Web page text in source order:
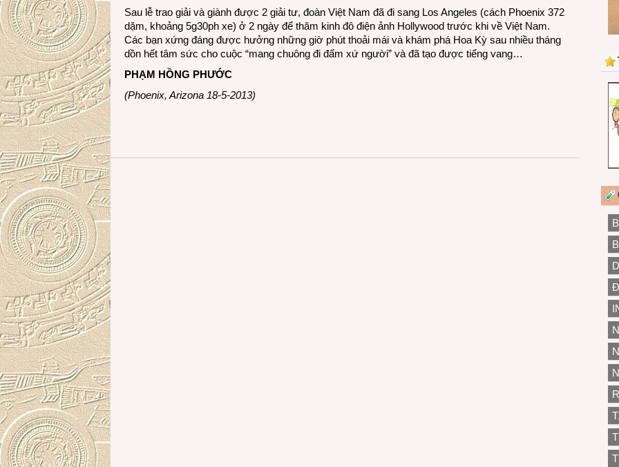
Sau lễ trao giải và giành được 2 giải tư, đoàn Việt Nam đã đi sang Los Angeles (cách Phoenix 372
dặm, khoảng 5g30ph xe) ở 2 ngày để thăm kinh đô điện ảnh Hollywood trước khi về Việt Nam.
Các bạn xứng đáng được hưởng những giờ phút thoải mái và khám phá Hoa Kỳ sau nhiều tháng
dồn hết tâm sức cho cuộc “mang chuông đi đấm xứ người” và đã tạo được tiếng vang…
PHẠM HỒNG PHƯỚC
(Phoenix, Arizona 18-5-2013)